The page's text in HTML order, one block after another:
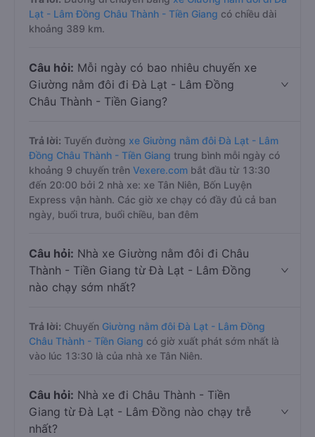
Lạt - Lâm Đồng Châu Thành - Tiền Giang có chiều dài
khoảng 389 km.
Câu hỏi: Mỗi ngày có bao nhiêu chuyến xe
Giường nằm đôi đi Đà Lạt - Lâm Đồng
Châu Thành - Tiền Giang?
Trả lời: Tuyến đường xe Giường nằm đôi Đà Lạt - Lâm
Đồng Châu Thành - Tiền Giang trung bình mỗi ngày có
khoảng 9 chuyến trên Vexere.com bắt đầu từ 13:30
đến 20:00 bởi 2 nhà xe: xe Tân Niên, Bốn Luyện
Express vận hành. Các giờ xe chạy có đầy đủ cả ban
ngày, buổi trưa, buổi chiều, ban đêm
Câu hỏi: Nhà xe Giường nằm đôi đi Châu
Thành - Tiền Giang từ Đà Lạt - Lâm Đồng
nào chạy sớm nhất?
Trả lời: Chuyến Giường nằm đôi Đà Lạt - Lâm Đồng
Châu Thành - Tiền Giang có giờ xuất phát sớm nhất là
vào lúc 13:30 là của nhà xe Tân Niên.
Câu hỏi: Nhà xe đi Châu Thành - Tiền
Giang từ Đà Lạt - Lâm Đồng nào chạy trễ
nhất?